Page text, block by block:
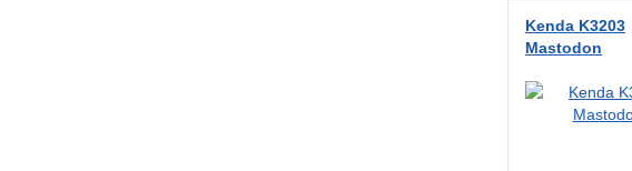
Kenda K3203
Mastodon